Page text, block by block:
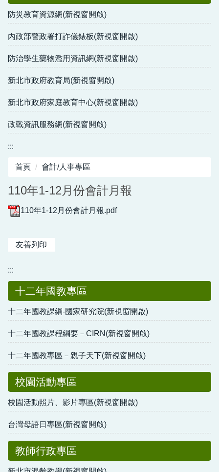
防災教育資源網(新視窗開啟)
內政部警政署打詐儀錶板(新視窗開啟)
防治學生藥物濫用資訊網(新視窗開啟)
新北市政府教育局(新視窗開啟)
新北市政府家庭教育中心(新視窗開啟)
政戰資訊服務網(新視窗開啟)
:::
首頁 會計/人事專區
110年1-12月份會計月報
110年1-12月份會計月報.pdf
友善列印
:::
十二年國教專區
十二年國教課綱-國家研究院(新視窗開啟)
十二年國教課程綱要－CIRN(新視窗開啟)
十二年國教專區－親子天下(新視窗開啟)
校園活動專區
校園活動照片、影片專區(新視窗開啟)
台灣母語日專區(新視窗開啟)
教師行政專區